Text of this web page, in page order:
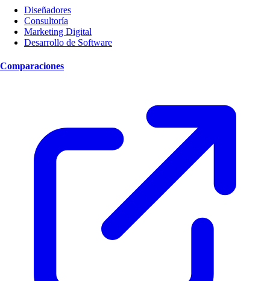
Diseñadores
Consultoría
Marketing Digital
Desarrollo de Software
Comparaciones